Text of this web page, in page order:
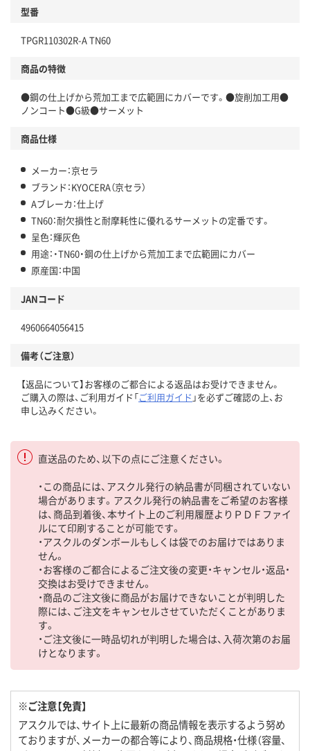
型番
TPGR110302R-A TN60
商品の特徴
●鋼の仕上げから荒加工まで広範囲にカバーです。●旋削加工用●
ノンコート●G級●サーメット
商品仕様
メーカー：京セラ
ブランド：KYOCERA（京セラ）
Aブレーカ：仕上げ
TN60：耐欠損性と耐摩耗性に優れるサーメットの定番です。
呈色：輝灰色
用途：・TN60・鋼の仕上げから荒加工まで広範囲にカバー
原産国：中国
JANコード
4960664056415
備考（ご注意）
【返品について】お客様のご都合による返品はお受けできません。
ご購入の際は、ご利用ガイド「ご利用ガイド 」を必ずご確認の上、お
申し込みください。
直送品のため、以下の点にご注意ください。
・この商品には、アスクル発行の納品書が同梱されていない
場合があります。アスクル発行の納品書をご希望のお客様
は、商品到着後、本サイト上のご利用履歴よりＰＤＦファイ
ルにて印刷することが可能です。
・アスクルのダンボールもしくは袋でのお届けではありま
せん。
・お客様のご都合によるご注文後の変更・キャンセル・返品・
交換はお受けできません。
・商品のご注文後に商品がお届けできないことが判明した
際には、ご注文をキャンセルさせていただくことがありま
す。
・ご注文後に一時品切れが判明した場合は、入荷次第のお届
けとなります。
※ご注意【免責】
アスクルでは、サイト上に最新の商品情報を表示するよう努め
ておりますが、メーカーの都合等により、商品規格・仕様（容量、